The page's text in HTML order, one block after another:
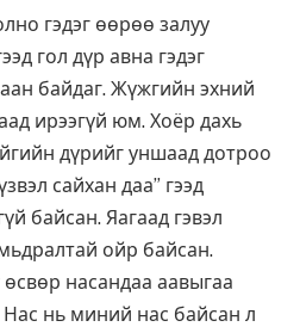
гэдэг өөрөө залуу
гол дүр авна гэдэг
байдаг. Жүжгийн эхний
ирээгүй юм. Хоёр дахь
дүрийг уншаад дотроо
сайхан даа” гээд
байсан. Яагаад гэвэл
ойр байсан.
насандаа аавыгаа
Нас нь миний нас байсан л